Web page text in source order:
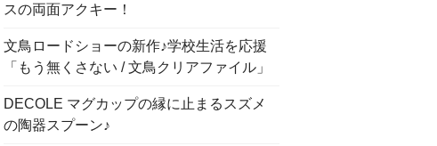
スの両面アクキー！
文鳥ロードショーの新作♪学校生活を応援
「もう無くさない / 文鳥クリアファイル」
DECOLE マグカップの縁に止まるスズメ
の陶器スプーン♪